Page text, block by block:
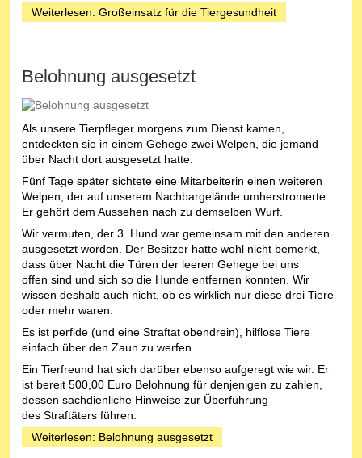
Weiterlesen: Großeinsatz für die Tiergesundheit
Belohnung ausgesetzt
Als unsere Tierpfleger morgens zum Dienst kamen,
entdeckten sie in einem Gehege zwei Welpen, die jemand
über Nacht dort ausgesetzt hatte.
Fünf Tage später sichtete eine Mitarbeiterin einen weiteren
Welpen, der auf unserem Nachbargelände umherstromerte.
Er gehört dem Aussehen nach zu demselben Wurf.
Wir vermuten, der 3. Hund war gemeinsam mit den anderen
ausgesetzt worden. Der Besitzer hatte wohl nicht bemerkt,
dass über Nacht die Türen der leeren Gehege bei uns
offen sind und sich so die Hunde entfernen konnten. Wir
wissen deshalb auch nicht, ob es wirklich nur diese drei Tiere
oder mehr waren.
Es ist perfide (und eine Straftat obendrein), hilflose Tiere
einfach über den Zaun zu werfen.
Ein Tierfreund hat sich darüber ebenso aufgeregt wie wir. Er
ist bereit 500,00 Euro Belohnung für denjenigen zu zahlen,
dessen sachdienliche Hinweise zur Überführung
des Straftäters führen.
Weiterlesen: Belohnung ausgesetzt